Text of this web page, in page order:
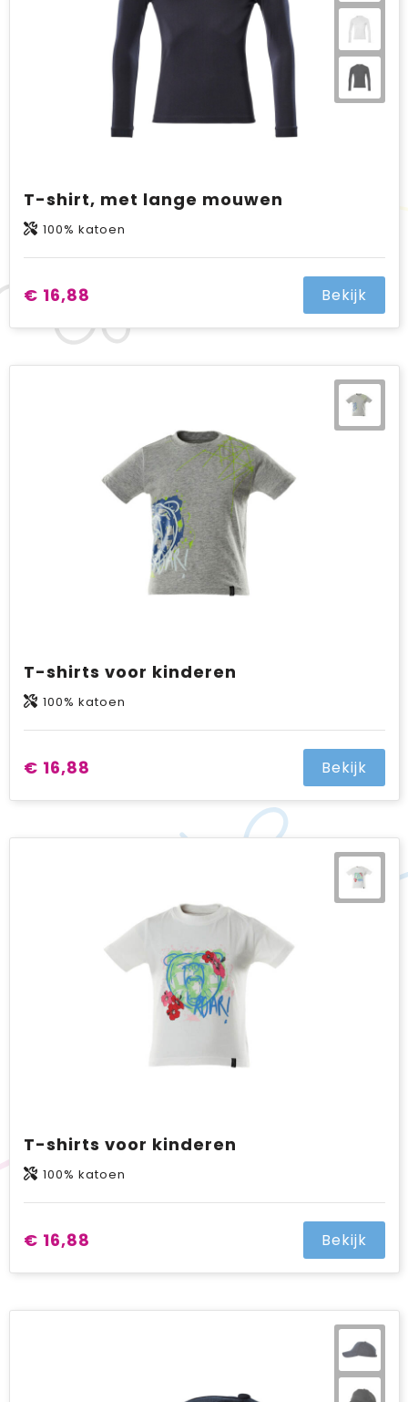
T-shirt, met lange mouwen
100% katoen
€ 16,88 Bekijk
T-shirts voor kinderen
100% katoen
€ 16,88 Bekijk
T-shirts voor kinderen
100% katoen
€ 16,88 Bekijk